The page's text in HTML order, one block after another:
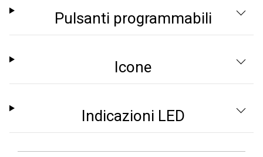
Pulsanti programmabili
Icone
Indicazioni LED